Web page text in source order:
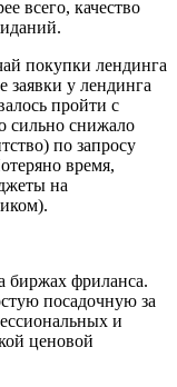
всего, качество
покупки лендинга
заявки у лендинга
пройти с
сильно снижало
по запросу
время,
на
биржах фриланса.
посадочную за
и
ценовой